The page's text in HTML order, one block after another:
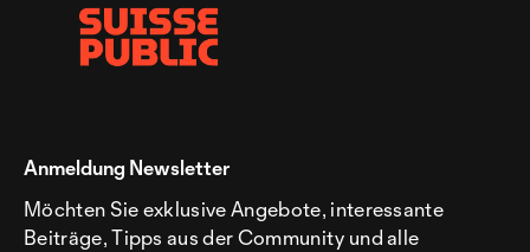
Anmeldung Newsletter
Möchten Sie exklusive Angebote, interessante
Beiträge, Tipps aus der Community und alle